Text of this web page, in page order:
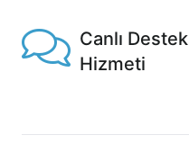
Canlı Destek
Hizmeti